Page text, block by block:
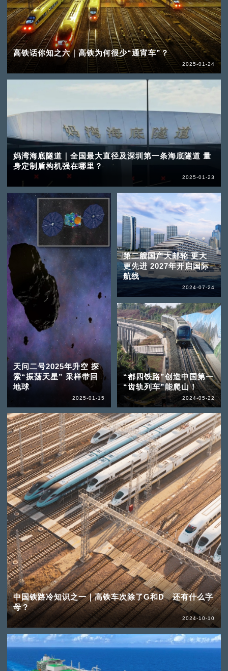
高铁话你知之六｜高铁为何很少“通宵车”？
2025-01-24
妈湾海底隧道｜全国最大直径及深圳第一条海底隧道 量
身定制盾构机强在哪里？
2025-01-23
天问二号2025年升空 探
索“振荡天星” 采样带回
地球
2025-01-15
中国铁路冷知识之一｜高铁车次除了G和D 还有什么字
母？
2024-10-10
第二艘国产大邮轮 更大
更先进 2027年开启国际
航线
2024-07-24
“都四铁路”创造中国第一
“齿轨列车”能爬山！
2024-05-22